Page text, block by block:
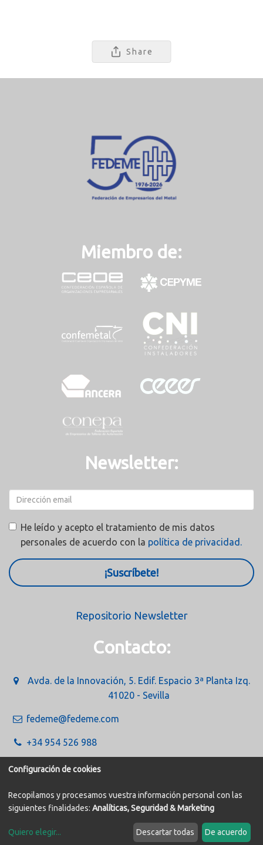
Share
Miembro de:
Newsletter:
He leído y acepto el tratamiento de mis datos
personales de acuerdo con la política de privacidad.
¡Suscríbete!
Repositorio Newsletter
Contacto:
Avda. de la Innovación, 5. Edif. Espacio 3ª Planta Izq.
41020 - Sevilla
fedeme@fedeme.com
+34 954 526 988
Configuración de cookies
Recopilamos y procesamos vuestra información personal con las
siguientes finalidades: Analíticas, Seguridad & Marketing
Quiero elegir... Descartar todas De acuerdo